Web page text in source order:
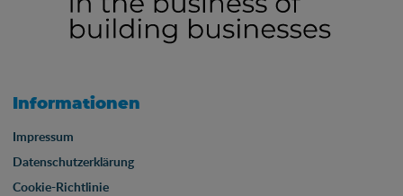
Informationen
Impressum
Datenschutzerklärung
Cookie-Richtlinie